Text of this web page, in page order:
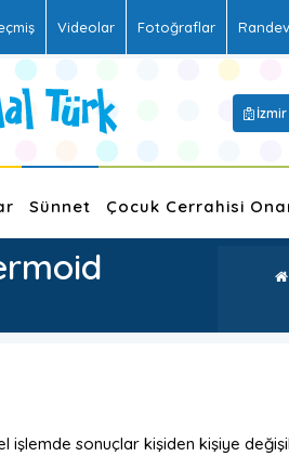
Videolar Fotoğraflar
Sünnet Çocuk Cerrahisi
işlemde sonuçlar kişiden kişiye